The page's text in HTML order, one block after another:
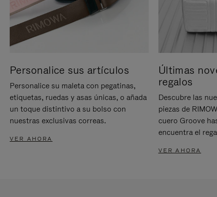
Personalice sus artículos
Personalice su maleta con pegatinas,
etiquetas, ruedas y asas únicas, o añada
un toque distintivo a su bolso con
nuestras exclusivas correas.
VER AHORA
Últimas
regalos
Descubre las
piezas de
cuero Groove
encuentra el
VER AHORA